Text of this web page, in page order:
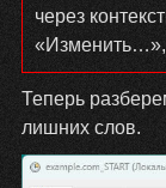
через
Теперь
лишних слов.